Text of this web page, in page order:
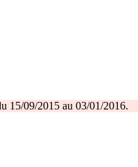
15/09/2015 au 03/01/2016.